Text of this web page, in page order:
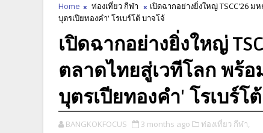
Home ท่องเที่ยว กีฬา
เปิดฉากอย่างยิ่งใหญ่ TSCC'26
บุตรเปียทองคำ' โรเบร์โต้ บาจโจ้
เปิดฉากอย่างยิ่งใหญ่
ตลาดไทยสู่เวทีโลก พร้
บุตรเปียทองคำ' โรเบร์โ
BANGKOKFOCUS 3 months ago ท่องเที่ยว กีฬา,